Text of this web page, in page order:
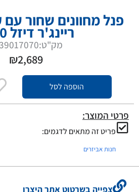
פנל מחוונים שחור
ריינג'ר דיזל 1000
מק"ט:5439017070
₪2,689
הוספה לסל
פרטי המוצר:
פריט זה מתאים לדגמים:
חנות אביזרים
צפייה בשרטוט אתר היצרן